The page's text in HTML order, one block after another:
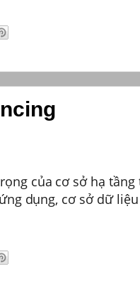
của cơ sở hạ
dụng, cơ sở dữ